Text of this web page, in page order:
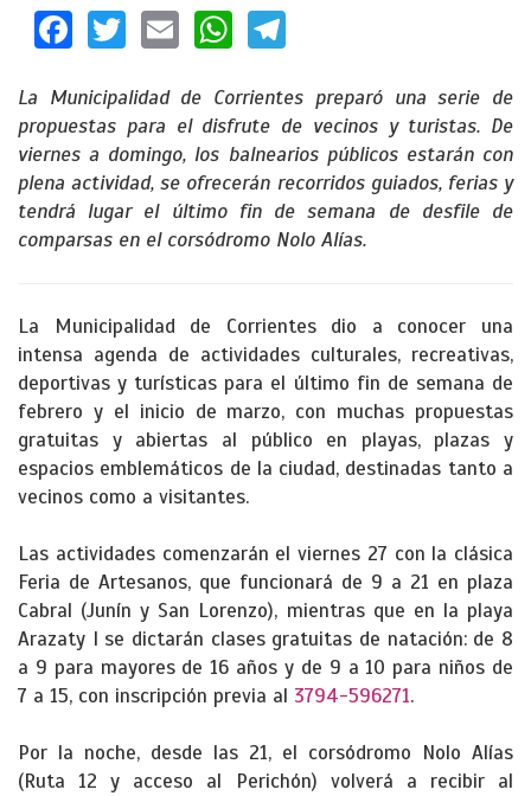
Facebook
TwitterEmailWhatsApp
La Municipalidad de Corrientes preparó una serie de
propuestas para el disfrute de vecinos y turistas. De
viernes a domingo, los balnearios públicos estarán con
plena actividad, se ofrecerán recorridos guiados, ferias y
tendrá lugar el último fin de semana de desfile de
comparsas en el corsódromo Nolo Alías.
La Municipalidad de Corrientes dio a conocer una
intensa agenda de actividades culturales, recreativas,
deportivas y turísticas para el último fin de semana de
febrero y el inicio de marzo, con muchas propuestas
gratuitas y abiertas al público en playas, plazas y
espacios emblemáticos de la ciudad, destinadas tanto a
vecinos como a visitantes.
Las actividades comenzarán el viernes 27 con la clásica
Feria de Artesanos, que funcionará de 9 a 21 en plaza
Cabral (Junín y San Lorenzo), mientras que en la playa
Arazaty I se dictarán clases gratuitas de natación: de 8
a 9 para mayores de 16 años y de 9 a 10 para niños de
7 a 15, con inscripción previa al 3794-596271.
Por la noche, desde las 21, el corsódromo Nolo Alías
(Ruta 12 y acceso al Perichón) volverá a recibir al